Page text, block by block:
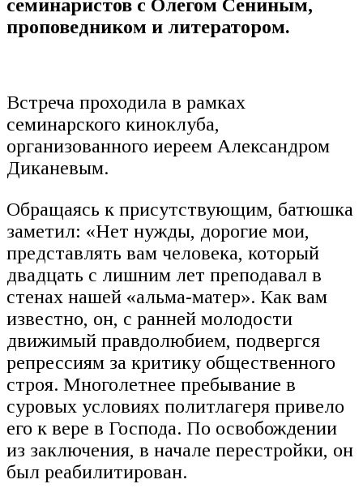
семинаристов с Олегом Сениным,
проповедником и литератором.
Встреча проходила в рамках
семинарского киноклуба,
организованного иереем Александром
Диканевым.
Обращаясь к присутствующим, батюшка
заметил: «Нет нужды, дорогие мои,
представлять вам человека, который
двадцать с лишним лет преподавал в
стенах нашей «альма-матер». Как вам
известно, он, с ранней молодости
движимый правдолюбием, подвергся
репрессиям за критику общественного
строя. Многолетнее пребывание в
суровых условиях политлагеря привело
его к вере в Господа. По освобождении
из заключения, в начале перестройки, он
был реабилитирован.